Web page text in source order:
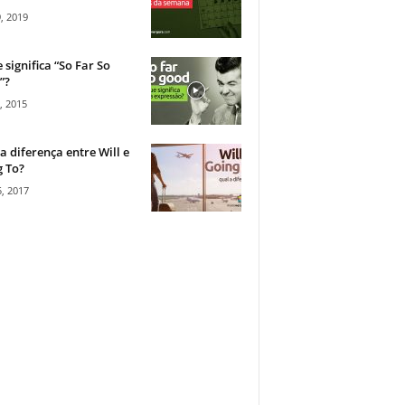
2019
significa “So Far So
2015
diferença entre Will e
To?
2017